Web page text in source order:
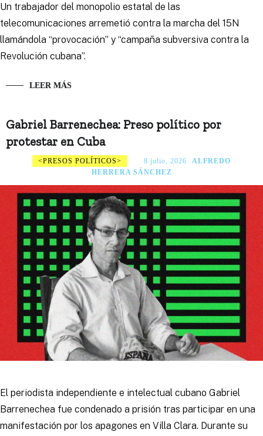
Un trabajador del monopolio estatal de las
telecomunicaciones arremetió contra la marcha del 15N
llamándola “provocación” y “campaña subversiva contra la
Revolución cubana”.
LEER MÁS
Gabriel Barrenechea: Preso político por
protestar en Cuba
PRESOS POLÍTICOS 8 julio, 2026
ALFREDO
HERRERA SÁNCHEZ
El periodista independiente e intelectual cubano Gabriel
Barrenechea fue condenado a prisión tras participar en una
manifestación por los apagones en Villa Clara. Durante su